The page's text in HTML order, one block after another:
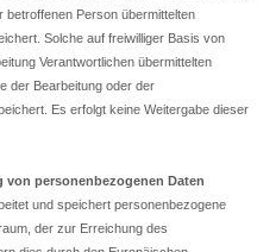
betroffenen Person übermittelten
Solche auf freiwilliger Basis von
Verantwortlichen übermittelten
der Bearbeitung oder der
Es erfolgt keine Weitergabe dieser
personenbezogenen Daten
und speichert personenbezogene
der zur Erreichung des